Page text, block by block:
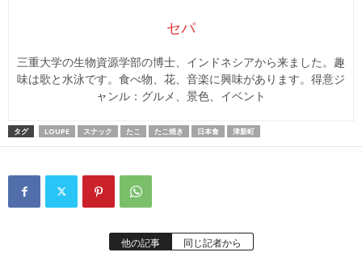
セパ
三重大学の生物資源学部の博士、インドネシアから来ました。趣
味は歌と水泳です。食べ物、花、音楽に興味があります。得意ジ
ャンル：グルメ、景色、イベント
タグ LOUPE スナック たこ たこ焼き 日本食 津新町
他の記事 同じ記者から